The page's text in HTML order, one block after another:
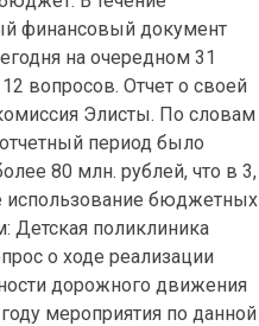
финансовый документ
на очередном 31
вопросов. Отчет о своей
Элисты. По словам
период было
80 млн. рублей, что в 3,
использование бюджетных
Детская поликлиника
о ходе реализации
дорожного движения
мероприятия по данной